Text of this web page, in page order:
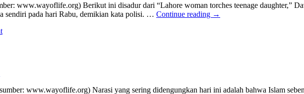
www.wayoflife.org) Berikut ini disadur dari “Lahore woman torches teenage daughter,”
sendiri pada hari Rabu, demikian kata polisi. … Continue reading →
www.wayoflife.org) Narasi yang sering didengungkan hari ini adalah bahwa Islam